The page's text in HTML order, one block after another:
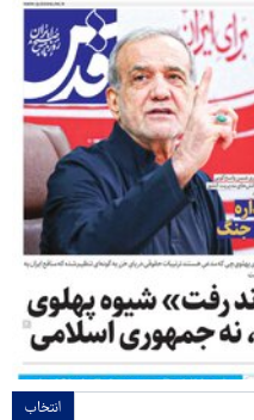
انتخاب